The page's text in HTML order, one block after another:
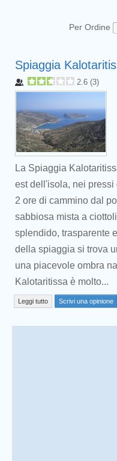
Per Ordine
Spiaggia
2.6 (3)
La Spiaggia
est dell'isola, nei
2 ore di cammino dal
sabbiosa mista a
splendido, trasparente
della spiaggia si trova
una piacevole ombra
Kalotaritissa è molto...
Leggi tutto Scrivi una opinione